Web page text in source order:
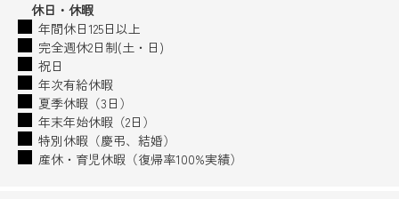
休日・休暇
年間休日125日以上
完全週休2日制(土・日)
祝日
年次有給休暇
夏季休暇（3日）
年末年始休暇（2日）
特別休暇（慶弔、結婚）
産休・育児休暇（復帰率100%実績）